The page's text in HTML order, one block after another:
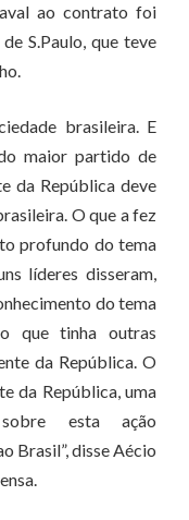
ao contrato foi
S.Paulo, que teve
brasileira. E
maior partido de
da República deve
O que a fez
profundo do tema
líderes disseram,
do tema
que tinha outras
da República. O
da República, uma
esta ação
Brasil”, disse Aécio